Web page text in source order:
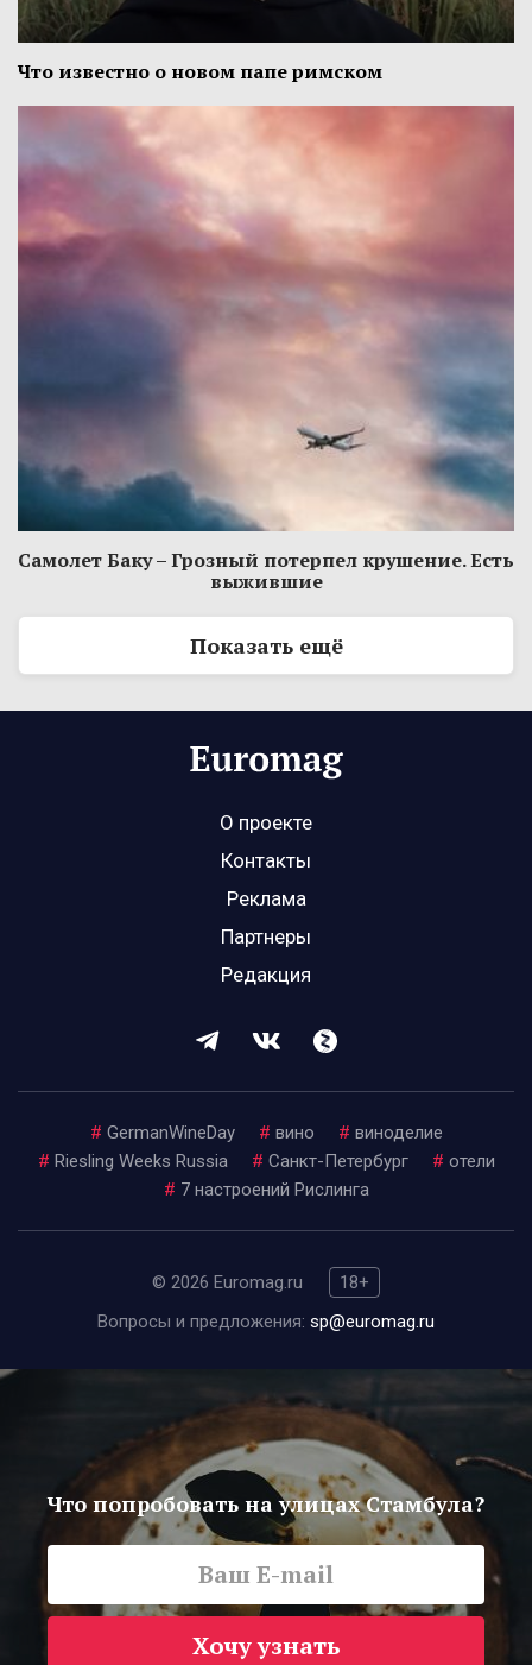
Что известно о новом папе римском
Самолет Баку – Грозный потерпел крушение. Есть
выжившие
Показать ещё
О проекте
Контакты
Реклама
Партнеры
Редакция
# GermanWineDay # вино # виноделие
# Riesling Weeks Russia # Санкт-Петербург # отели
# 7 настроений Рислинга
© 2026 Euromag.ru
18+
Вопросы и предложения: sp@euromag.ru
Что попробовать на улицах Стамбула?
Хочу узнать